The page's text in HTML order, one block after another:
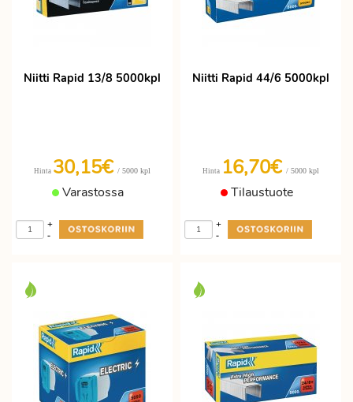
Niitti Rapid 13/8 5000kpl
Hinta 30,15€ / 5000 kpl
Varastossa
-
+
Niitti Rapid 44/6 5000kpl
Hinta 16,70€ / 5000 kpl
Tilaustuote
-
+